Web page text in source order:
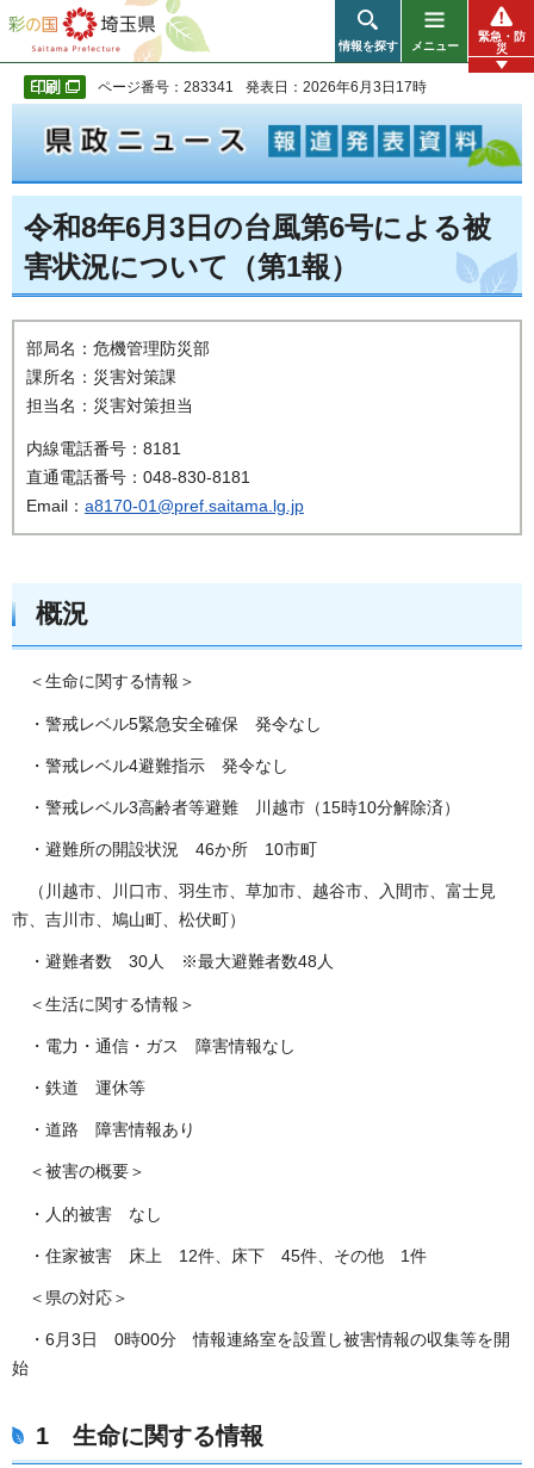
彩の国 埼玉県
情報を探す メニュー
緊急・防
災
ページ番号：283341 発表日：2026年6月3日17時
令和8年6月3日の台風第6号による被
害状況について（第1報）
部局名：危機管理防災部
課所名：災害対策課
担当名：災害対策担当
内線電話番号：8181
直通電話番号：048-830-8181
Email： a8170-01@pref.saitama.lg.jp
概況
＜生命に関する情報＞
・警戒レベル5緊急安全確保 発令なし
・警戒レベル4避難指示 発令なし
・警戒レベル3高齢者等避難 川越市（15時10分解除済）
・避難所の開設状況 46か所 10市町
（川越市、川口市、羽生市、草加市、越谷市、入間市、富士見
市、吉川市、鳩山町、松伏町）
・避難者数 30人 ※最大避難者数48人
＜生活に関する情報＞
・電力・通信・ガス 障害情報なし
・鉄道 運休等
・道路 障害情報あり
＜被害の概要＞
・人的被害 なし
・住家被害 床上 12件、床下 45件、その他 1件
＜県の対応＞
・6月3日 0時00分 情報連絡室を設置し被害情報の収集等を開
始
1 生命に関する情報